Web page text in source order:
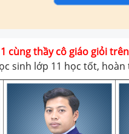
cùng thầy cô giáo giỏi
sinh lớp 11 học tốt,